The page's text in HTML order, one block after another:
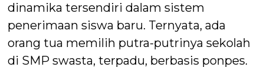
dinamika tersendiri dalam sistem
penerimaan siswa baru. Ternyata, ada
orang tua memilih putra-putrinya sekolah
di SMP swasta, terpadu, berbasis ponpes.